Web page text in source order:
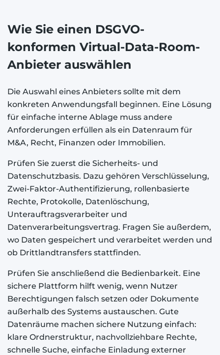
Wie Sie einen DSGVO-
konformen Virtual-Data-Room-
Anbieter auswählen
Die Auswahl eines Anbieters sollte mit dem
konkreten Anwendungsfall beginnen. Eine Lösung
für einfache interne Ablage muss andere
Anforderungen erfüllen als ein Datenraum für
M&A, Recht, Finanzen oder Immobilien.
Prüfen Sie zuerst die Sicherheits- und
Datenschutzbasis. Dazu gehören Verschlüsselung,
Zwei-Faktor-Authentifizierung, rollenbasierte
Rechte, Protokolle, Datenlöschung,
Unterauftragsverarbeiter und
Datenverarbeitungsvertrag. Fragen Sie außerdem,
wo Daten gespeichert und verarbeitet werden und
ob Drittlandtransfers stattfinden.
Prüfen Sie anschließend die Bedienbarkeit. Eine
sichere Plattform hilft wenig, wenn Nutzer
Berechtigungen falsch setzen oder Dokumente
außerhalb des Systems austauschen. Gute
Datenräume machen sichere Nutzung einfach:
klare Ordnerstruktur, nachvollziehbare Rechte,
schnelle Suche, einfache Einladung externer